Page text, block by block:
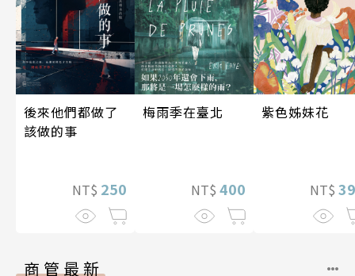
後來他們都做了
該做的事
NT$ 250
梅雨季在臺北
NT$ 400
紫色姊妹花
NT$
商管最新